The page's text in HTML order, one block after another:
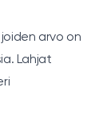
arvo on
Lahjat